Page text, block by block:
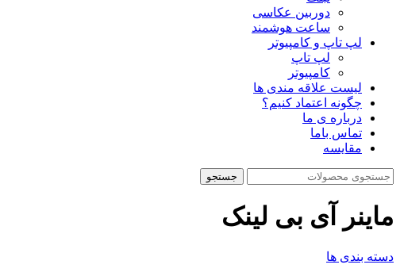
دوربین عکاسی
ساعت هوشمند
لپ تاپ و کامپیوتر
لپ تاپ
کامپیوتر
لیست علاقه مندی ها
چگونه اعتماد کنیم؟
درباره ی ما
تماس باما
مقایسه
جستجو
ماینر آی بی لینک
دسته بندی ها